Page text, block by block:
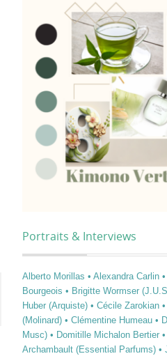
Portraits & Interviews
Alberto Morillas • Alexandra Carlin
Bourgeois • Brigitte Wormser
Huber (Arquiste) • Cécile Zarokian
(Molinard) • Clémentine Humeau •
Musc) • Domitille Michalon Bertier
Archambault (Essential Parfums) •